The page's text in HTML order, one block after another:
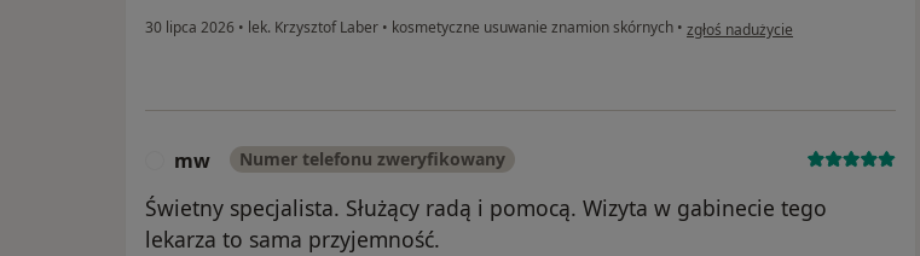
30 lipca 2026 • lek. Krzysztof Laber • kosmetyczne usuwanie znamion skórnych • w opinii użytkownika Joanna Pilarska
zgłoś nadużycie
mw Numer telefonu zweryfikowany
Świetny specjalista. Służący radą i pomocą. Wizyta w gabinecie tego
lekarza to sama przyjemność.